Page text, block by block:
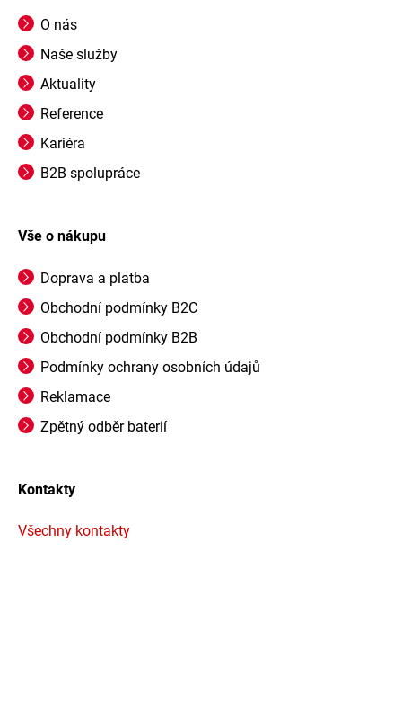
O nás
Naše služby
Aktuality
Reference
Kariéra
B2B spolupráce
Vše o nákupu
Doprava a platba
Obchodní podmínky B2C
Obchodní podmínky B2B
Podmínky ochrany osobních údajů
Reklamace
Zpětný odběr baterií
Kontakty
Všechny kontakty